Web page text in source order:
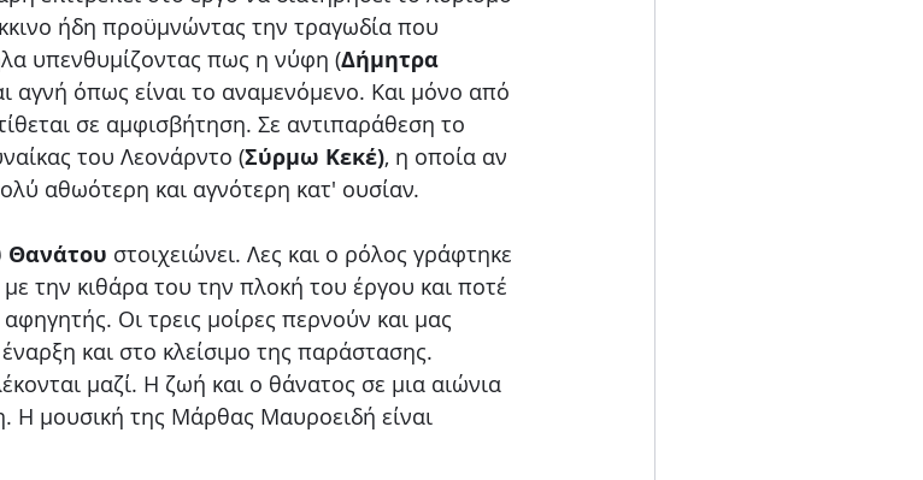
ήδη προϋμνώντας την τραγωδία που
υπενθυμίζοντας πως η νύφη (Δήμητρα
αγνή όπως είναι το αναμενόμενο. Και μόνο από
σε αμφισβήτηση. Σε αντιπαράθεση το
του Λεονάρντο (Σύρμω Κεκέ), η οποία αν
αθωότερη και αγνότερη κατ' ουσίαν.
Θανάτου στοιχειώνει. Λες και ο ρόλος γράφτηκε
με την κιθάρα του την πλοκή του έργου και ποτέ
Οι τρεις μοίρες περνούν και μας
και στο κλείσιμο της παράστασης.
μαζί. Η ζωή και ο θάνατος σε μια αιώνια
Η μουσική της Μάρθας Μαυροειδή είναι